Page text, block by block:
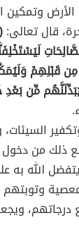
وتمكين
قال تعالى:
قَبْلِهِمْ
مِّن بَعْدِ
ذلك من
الله به
وتوبتهم
درجاتهم،